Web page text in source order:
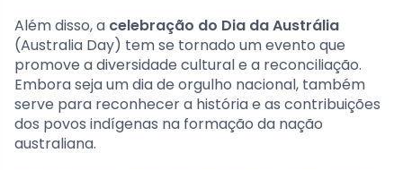
Além disso, a celebração do Dia da Austrália
(Australia Day) tem se tornado um evento que
promove a diversidade cultural e a reconciliação.
Embora seja um dia de orgulho nacional, também
serve para reconhecer a história e as contribuições
dos povos indígenas na formação da nação
australiana.